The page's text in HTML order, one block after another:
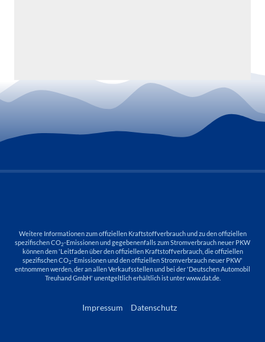
Weitere Informationen zum offiziellen Kraftstoffverbrauch und zu den offiziellen
spezifischen CO2-Emissionen und gegebenenfalls zum Stromverbrauch neuer PKW
können dem 'Leitfaden über den offiziellen Kraftstoffverbrauch, die offiziellen
spezifischen CO2-Emissionen und den offiziellen Stromverbrauch neuer PKW'
entnommen werden, der an allen Verkaufsstellen und bei der 'Deutschen Automobil
Treuhand GmbH' unentgeltlich erhältlich ist unter www.dat.de.
Impressum Datenschutz